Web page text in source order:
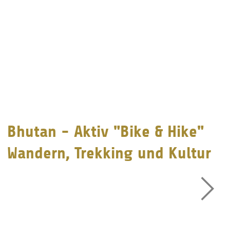
Bhutan - Aktiv "Bike & Hike"
Wandern, Trekking und Kultur